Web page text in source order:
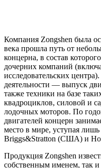
Компания Zongshen была
века прошла путь от
концерна, в состав
дочерних компаний
исследовательских
деятельности — выпуск
также техники на базе
квадроциклов, силовой и
лодочных моторов. По
двигателей концерн
место в мире, уступая
Briggs&Stratton (США) и
Продукция Zongshen
собственным именем, так